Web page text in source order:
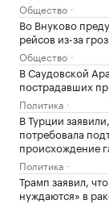
Общество
Во Внуково
рейсов из-за
Общество
В Саудовской
пострадавших
Политика
В Турции
потребовала
происхождение
Политика
Трамп заявил,
нуждаются» в